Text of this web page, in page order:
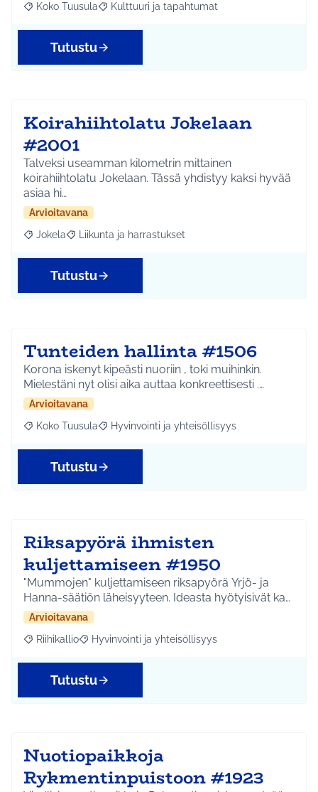
Rajaa tulokset aihepiirin mukaan: Koko Tuusula
Koko Tuusula Rajaa tulokset teeman mukaan: Kulttuuri ja
Kulttuuri ja tapahtumat
Tutustu
Koirahiihtolatu Jokelaan
#2001
Talveksi useamman kilometrin mittainen
koirahiihtolatu Jokelaan. Tässä yhdistyy kaksi hyvää
asiaa hi…
Arvioitavana
Rajaa tulokset aihepiirin mukaan: Jokela
Jokela Rajaa tulokset teeman mukaan: Liikunta ja
Liikunta ja harrastukset
Tutustu
Tunteiden hallinta #1506
Korona iskenyt kipeästi nuoriin , toki muihinkin.
Mielestäni nyt olisi aika auttaa konkreettisesti .…
Arvioitavana
Rajaa tulokset aihepiirin mukaan: Koko Tuusula
Koko Tuusula Rajaa tulokset teeman mukaan: Hyvinvointi ja
Hyvinvointi ja yhteisöllisyys
Tutustu
Riksapyörä ihmisten
kuljettamiseen #1950
"Mummojen" kuljettamiseen riksapyörä Yrjö- ja
Hanna-säätiön läheisyyteen. Ideasta hyötyisivät ka…
Arvioitavana
Rajaa tulokset aihepiirin mukaan: Riihikallio
Riihikallio Rajaa tulokset teeman mukaan: Hyvinvointi ja
Hyvinvointi ja yhteisöllisyys
Tutustu
Nuotiopaikkoja
Rykmentinpuistoon #1923